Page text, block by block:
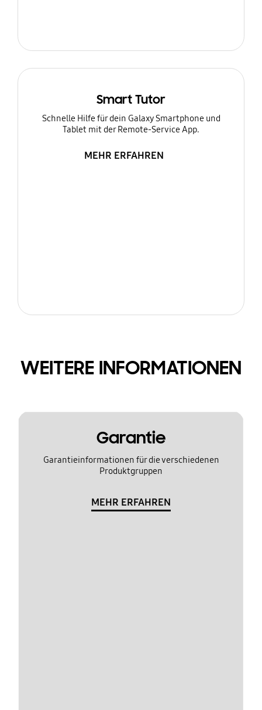
Smart Tutor
Schnelle Hilfe für dein Galaxy Smartphone und
Tablet mit der Remote-Service App.
MEHR ERFAHREN
WEITERE INFORMATIONEN
Garantie
Garantieinformationen für die verschiedenen
Produktgruppen
MEHR ERFAHREN